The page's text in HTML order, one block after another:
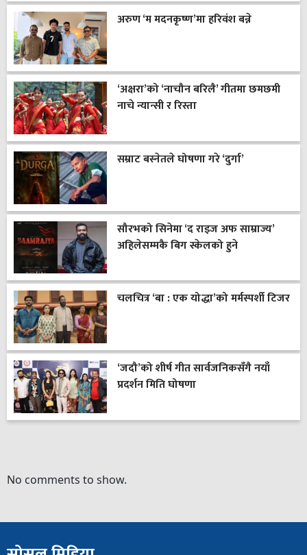
अरुण ‘म मदनकृष्ण’मा हरिवंश बन्ने
‘अक्षरा’को ‘नाचौन बरिलै’ गीतमा छमछमी
नाचे न्यान्सी र रिस्ता
सम्राट बस्नेतले घोषणा गरे ‘दुर्गा’
सौरभको सिनेमा ‘द राइज अफ साम्राज्य’
अहिलेसम्मकै बिग स्केलको हुने
चलचित्र ‘बा : एक योद्धा’को मर्मस्पर्शी टिजर
‘जदौ’को शीर्ष गीत सार्वजनिकसँगै नयाँ
प्रदर्शन मिति घोषणा
No comments to show.